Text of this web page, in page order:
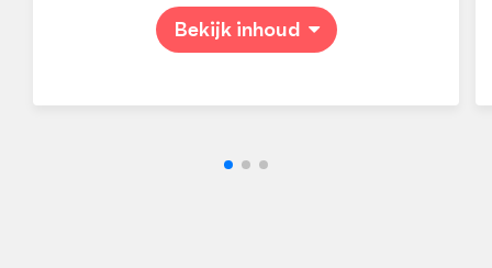
Bekijk inhoud